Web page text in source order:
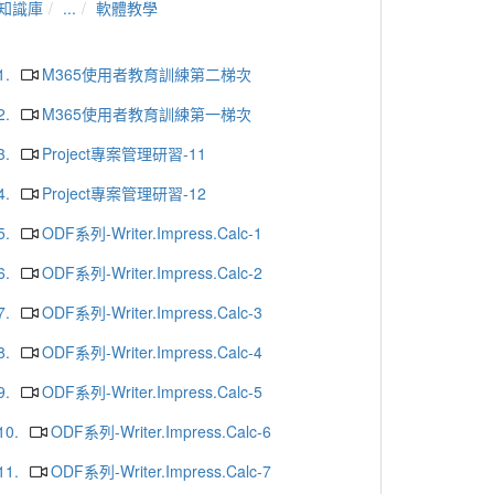
識庫 ... 軟體教學
M365使用者教育訓練第二梯次
M365使用者教育訓練第一梯次
Project專案管理研習-11
Project專案管理研習-12
ODF系列-Writer.Impress.Calc-1
ODF系列-Writer.Impress.Calc-2
ODF系列-Writer.Impress.Calc-3
ODF系列-Writer.Impress.Calc-4
ODF系列-Writer.Impress.Calc-5
ODF系列-Writer.Impress.Calc-6
ODF系列-Writer.Impress.Calc-7